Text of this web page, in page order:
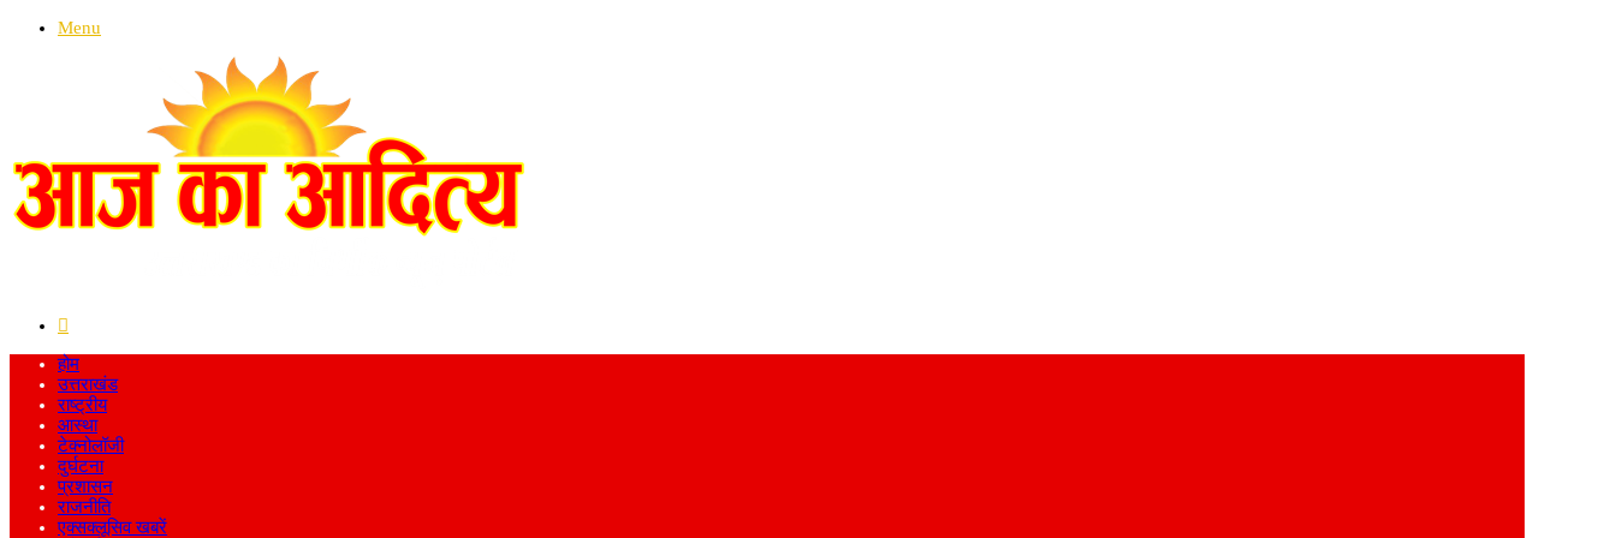
Menu
होम
उत्तराखंड
राष्ट्रीय
आस्था
टेक्नोलॉजी
दुर्घटना
प्रशासन
राजनीति
एक्सक्लूसिव खबरें